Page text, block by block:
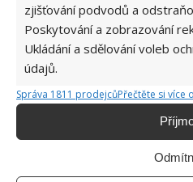
zjišťování podvodů a
Poskytování a zobrazování
Ukládání a sdělování voleb
údajů.
Správa 1811 prodejcůPřečtěte si více